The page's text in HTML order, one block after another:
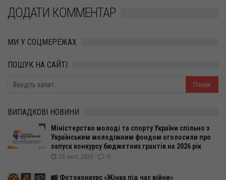
ДОДАТИ КОММЕНТАР
МИ У СОЦМЕРЕЖАХ
ПОШУК НА САЙТІ
ВИПАДКОВІ НОВИНИ
Міністерство молоді та спорту України спільно з
Українським молодіжним фондом оголосили про
запуск конкурсу бюджетних грантів на 2026 рік
23 лют, 2026 0
📸 Фотоконкурс «Жінка під час війни»